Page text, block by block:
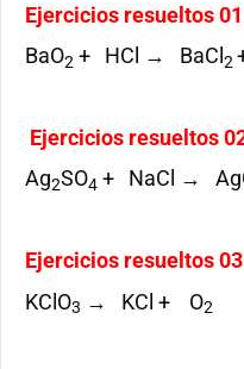
Ejercicios resueltos 01
BaO2 + HCl → BaCl 2
Ejercicios resueltos
Ag2SO4 + NaCl →
Ejercicios resueltos 03
KClO3 → KCl + O2